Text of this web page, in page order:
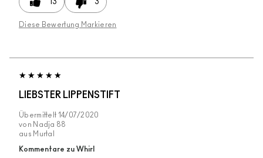
Diese Bewertung Markieren
LIEBSTER LIPPENSTIFT
Übermittelt 14/07/2020
von Nadja 88
aus Murtal
Kommentare zu Whirl